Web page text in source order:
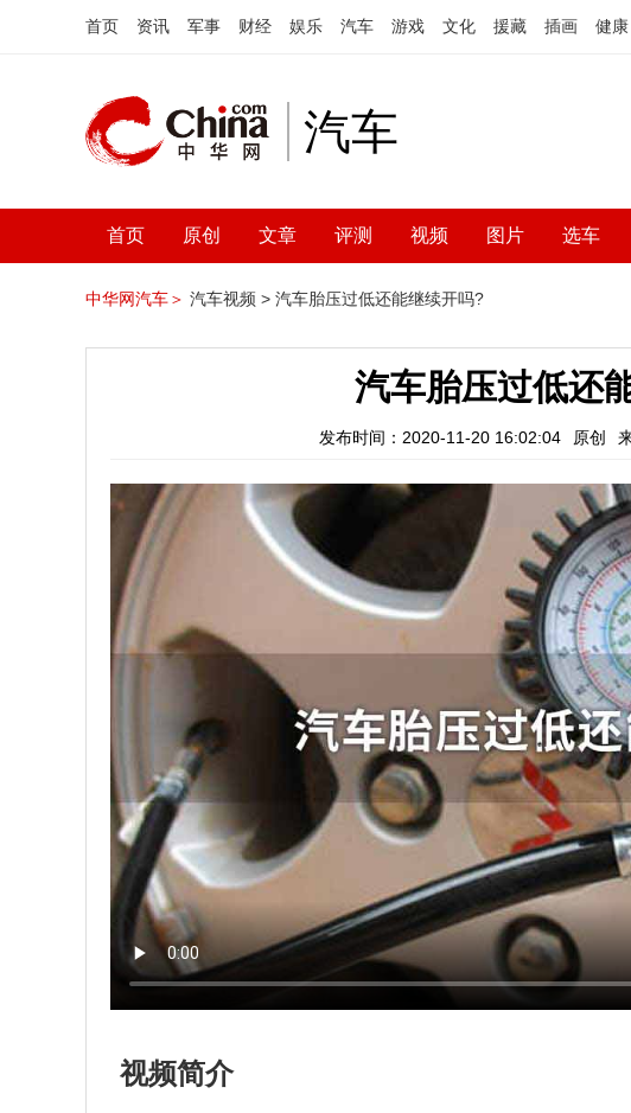
首页 资讯 军事 财经 娱乐 汽车 游戏 文化 援藏 插画 健康
汽车
首页 原创 文章 评测 视频 图片 选车
中华网汽车＞ 汽车视频 > 汽车胎压过低还能继续开吗?
汽车胎压过低还
发布时间：2020-11-20 16:02:04 原创
视频简介